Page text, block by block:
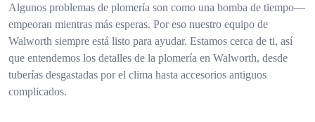
Algunos problemas de plomería son como una bomba de tiempo—
empeoran mientras más esperas. Por eso nuestro equipo de
Walworth siempre está listo para ayudar. Estamos cerca de ti, así
que entendemos los detalles de la plomería en Walworth, desde
tuberías desgastadas por el clima hasta accesorios antiguos
complicados.